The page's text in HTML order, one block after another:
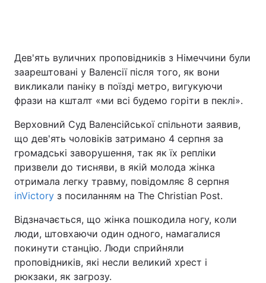
Головна Війна
Україна Політика
Економіка Світ
Спорт Наука
Зброя Інциденти
Здоров'я Туризм
Дев'ять вуличних проповідників з Німеччини були
заарештовані у Валенсії після того, як вони
викликали паніку в поїзді метро, вигукуючи
фрази на кшталт «ми всі будемо горіти в пеклі».
Верховний Суд Валенсійської спільноти заявив,
що дев'ять чоловіків затримано 4 серпня за
громадські заворушення, так як їх репліки
призвели до тисняви, в якій молода жінка
отримала легку травму, повідомляє 8 серпня
inVictory з посиланням на The Christian Post.
Відзначається, що жінка пошкодила ногу, коли
люди, штовхаючи один одного, намагалися
покинути станцію. Люди сприйняли
проповідників, які несли великий хрест і
рюкзаки, як загрозу.